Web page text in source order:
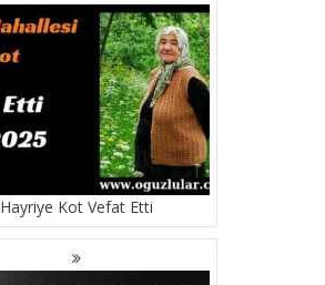
Hayriye Kot Vefat Etti